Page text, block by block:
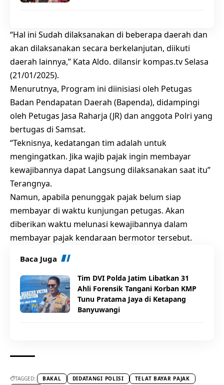
“Hal ini Sudah dilaksanakan di beberapa daerah dan
akan dilaksanakan secara berkelanjutan, diikuti
daerah lainnya,” Kata Aldo. dilansir kompas.tv Selasa
(21/01/2025).
Menurutnya, Program ini diinisiasi oleh Petugas
Badan Pendapatan Daerah (Bapenda), didampingi
oleh Petugas Jasa Raharja (JR) dan anggota Polri yang
bertugas di Samsat.
“Teknisnya, kedatangan tim adalah untuk
mengingatkan. Jika wajib pajak ingin membayar
kewajibannya dapat Langsung dilaksanakan saat itu”
Terangnya.
Namun, apabila penunggak pajak belum siap
membayar di waktu kunjungan petugas. Akan
diberikan waktu melunasi kewajibannya dalam
membayar pajak kendaraan bermotor tersebut.
Baca Juga
Tim DVI Polda Jatim Libatkan 31
Ahli Forensik Tangani Korban KMP
Tunu Pratama Jaya di Ketapang
Banyuwangi
TAGGED: BAKAL DIDATANGI POLISI
TELAT BAYAR PAJAK